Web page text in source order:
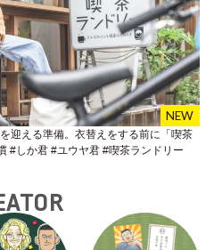
迎える準備。衣替えをする前に「喫茶
#しか君 #ユウヤ君 #喫茶ランドリー